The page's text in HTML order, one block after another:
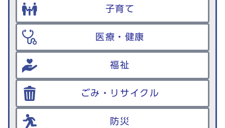
子育て
医療・健康
福祉
ごみ・リサイクル
防災